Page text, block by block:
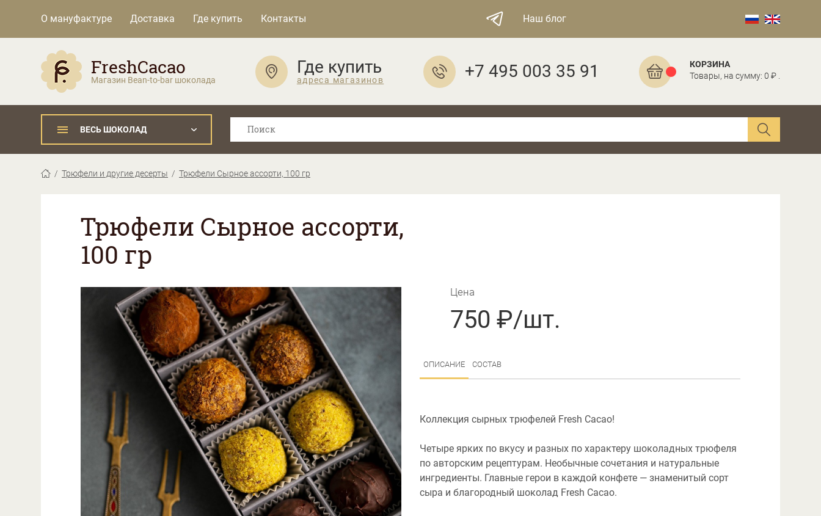
О мануфактуре Доставка Где купить Контакты Наш блог
FreshCacao
Магазин Bean-to-bar шоколада
Где купить
адреса магазинов +7 495 003 35 91
КОРЗИНА
Товары, на сумму: 0 ₽ .
ВЕСЬ ШОКОЛАД
Трюфели и другие десерты Трюфели Сырное ассорти, 100 гр
Трюфели Сырное ассорти,
100 гр
Цена
750 ₽/шт.
ОПИСАНИЕ СОСТАВ
Коллекция сырных трюфелей Fresh Cacao!
Четыре ярких по вкусу и разных по характеру шоколадных трюфеля
по авторским рецептурам. Необычные сочетания и натуральные
ингредиенты. Главные герои в каждой конфете — знаменитый сорт
сыра и благородный шоколад Fresh Cacao.